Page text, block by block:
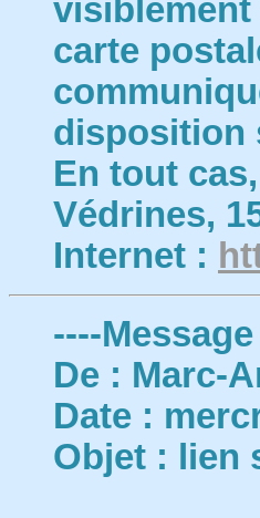
carte
disposition
En tout
Védrines,
Internet :
----
De : Marc-
Date :
Objet : lien